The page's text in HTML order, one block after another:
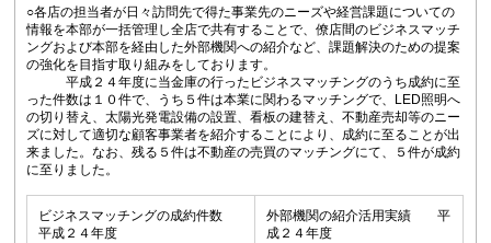
○各店の担当者が日々訪問先で得た事業先のニーズや経営課題についての
情報を本部が一括管理し全店で共有することで、僚店間のビジネスマッチ
ングおよび本部を経由した外部機関への紹介など、課題解決のための提案
の強化を目指す取り組みをしております。
平成２４年度に当金庫の行ったビジネスマッチングのうち成約に至
った件数は１０件で、うち５件は本業に関わるマッチングで、LED照明へ
の切り替え、太陽光発電設備の設置、看板の建替え、不動産売却等のニー
ズに対して適切な顧客事業者を紹介することにより、成約に至ることが出
来ました。なお、残る５件は不動産の売買のマッチングにて、５件が成約
に至りました。
ビジネスマッチングの成約件数
平成２４年度
外部機関の紹介活用実績 平
成２４年度